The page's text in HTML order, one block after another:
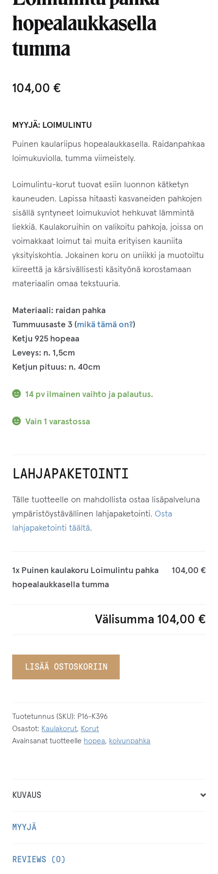
hopealaukkasella
tumma
104,00 €
MYYJÄ: LOIMULINTU
Puinen kaulariipus hopealaukkasella. Raidanpahkaa
loimukuviolla, tumma viimeistely.
Loimulintu-korut tuovat esiin luonnon kätketyn
kauneuden. Lapissa hitaasti kasvaneiden pahkojen
sisällä syntyneet loimukuviot hehkuvat lämmintä
liekkiä. Kaulakoruihin on valikoitu pahkoja, joissa on
voimakkaat loimut tai muita erityisen kauniita
yksityiskohtia. Jokainen koru on uniikki ja muotoiltu
kiireettä ja kärsivällisesti käsityönä korostamaan
materiaalin omaa tekstuuria.
Materiaali: raidan pahka
Tummuusaste 3 (mikä tämä on?)
Ketju 925 hopeaa
Leveys: n. 1,5cm
Ketjun pituus: n. 40cm
14 pv ilmainen vaihto ja palautus.
Vain 1 varastossa
LAHJAPAKETOINTI
Tälle tuotteelle on mahdollista ostaa lisäpalveluna
ympäristöystävällinen lahjapaketointi. Osta
lahjapaketointi täältä.
1x Puinen kaulakoru Loimulintu pahka
hopealaukkasella tumma
104,00 €
Välisumma 104,00 €
LISÄÄ OSTOSKORIIN
Tuotetunnus (SKU): P16-K396
Osastot: Kaulakorut, Korut
Avainsanat tuotteelle hopea, koivunpahka
KUVAUS
MYYJÄ
REVIEWS (0)